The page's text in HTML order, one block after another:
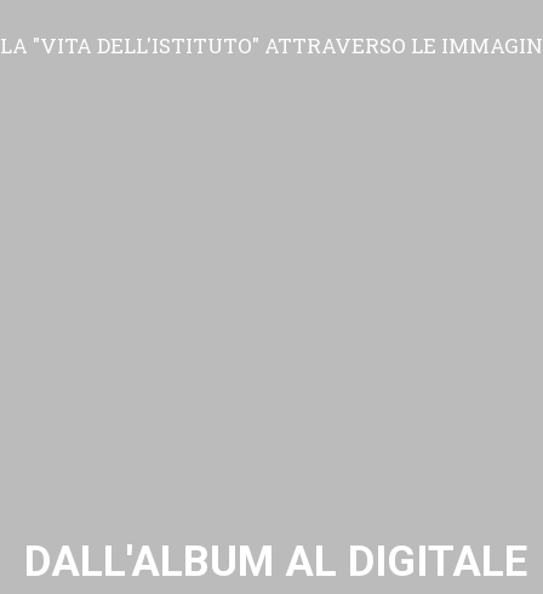
LA "VITA DELL'ISTITUTO" ATTRAVERSO LE
DALL'ALBUM AL DIGITALE